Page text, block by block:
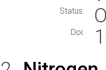
Status:
Doi: